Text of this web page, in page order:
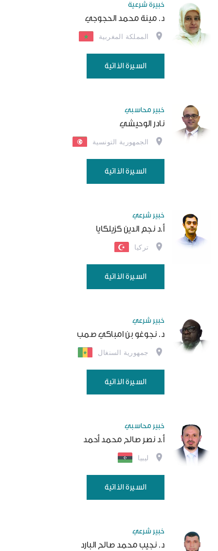
خبيرة شرعية
د. مينة محمد الحجوجي
المملكة المغربية
السيرة الذاتية
خبير محاسبي
نادر الوحيشي
الجمهورية التونسية
السيرة الذاتية
خبير شرعي
أ.د نجم الدين كزيلكايا
تركيا
السيرة الذاتية
خبير شرعي
د. نجوغو بن امباكي صمب
جمهورية السنغال
السيرة الذاتية
خبير محاسبي
أ.د نصر صالح محمد أحمد
ليبيا
السيرة الذاتية
خبير شرعي
د. نجيب محمد صالح البارد